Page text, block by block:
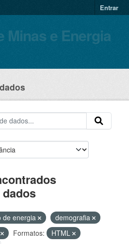
Entrar
Minas e Energia
de energia
demografia
Formatos:
HTML